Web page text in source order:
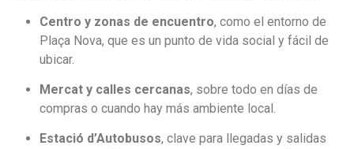
Centro y zonas de encuentro, como el entorno de
Plaça Nova, que es un punto de vida social y fácil de
ubicar.
Mercat y calles cercanas, sobre todo en días de
compras o cuando hay más ambiente local.
Estació d’Autobusos, clave para llegadas y salidas